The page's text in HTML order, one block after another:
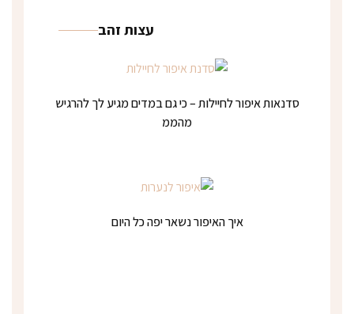
עצות זהב
סדנאות איפור לחיילות – כי גם במדים מגיע לך להרגיש
מהממ
איך האיפור נשאר יפה כל היום